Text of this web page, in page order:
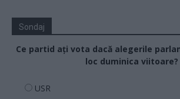
Sondaj
Ce partid ați vota dacă alegerile
loc duminica viitoare?
USR